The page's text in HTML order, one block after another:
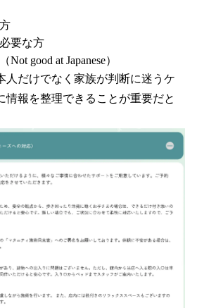
要な方
good at Japanese）
人だけでなく家族が判断に迷うケ
情報を整理できることが重要だと